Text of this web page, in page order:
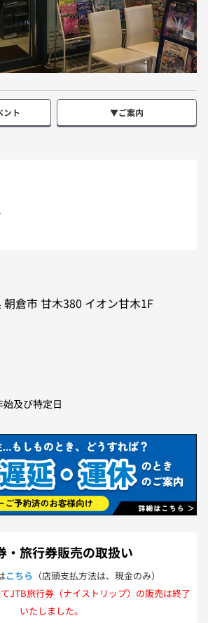
ント ▼ご案内
朝倉市甘木380 イオン甘木1F
及び特定日
・旅行券販売の取扱い
こちら （店頭支払方法は、現金のみ）
JTB旅行券（ナイストリップ）の販売は終了
いたしました。